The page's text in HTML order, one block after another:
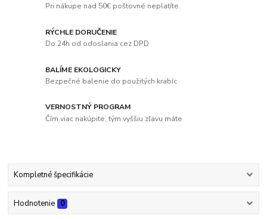
Pri nákupe nad 50€ poštovné neplatíte.
RÝCHLE DORUČENIE
Do 24h od odoslania cez DPD
BALÍME EKOLOGICKY
Bezpečné balenie do použitých krabíc
VERNOSTNÝ PROGRAM
Čím viac nakúpite, tým vyššiu zľavu máte
Kompletné špecifikácie
Hodnotenie 0